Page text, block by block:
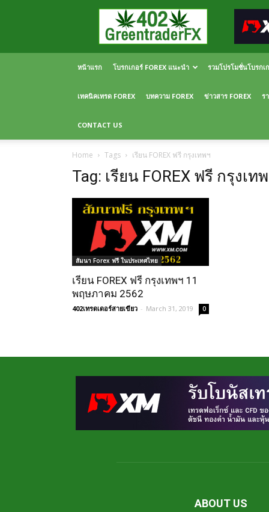
Greentraderfx
ความ
FOREX
เปิด
หน้าแรก โบรกเกอร์ FOREX แนะนำ รวมโปรโมชั่นโบรกเ
เทคนิคเทรด FOREX บทความ FOREX ข่าวสาร FOREX ร
CONTACT US
Home Tags เรียน FOREX ฟรี กรุงเทพฯ
Tag: เรียน FOREX ฟรี กรุงเท
สัมนา Forex ฟรี ในประเทศไทย
เรียน FOREX ฟรี กรุงเทพฯ 11
พฤษภาคม 2562
402เทรดเดอร์สายเขียว - March 31, 2019 0
ABOUT US